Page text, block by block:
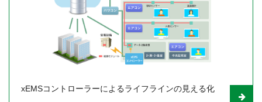
xEMSコントローラーによるライフラインの見える化